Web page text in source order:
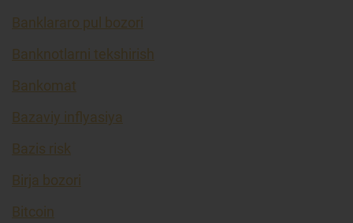
Banklararo pul bozori
Banknotlarni tekshirish
Bankomat
Bazaviy inflyasiya
Bazis risk
Birja bozori
Bitcoin